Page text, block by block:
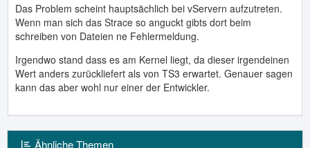
Das Problem scheint hauptsächlich bei vServern aufzutreten.
Wenn man sich das Strace so anguckt gibts dort beim
schreiben von Dateien ne Fehlermeldung.
Irgendwo stand dass es am Kernel liegt, da dieser irgendeinen
Wert anders zurückliefert als von TS3 erwartet. Genauer sagen
kann das aber wohl nur einer der Entwickler.
Ähnliche Themen